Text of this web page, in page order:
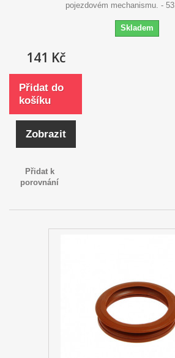
pojezdovém mechanismu. -
Skladem
141 Kč
Přidat do
košíku
Zobrazit
Přidat k
porovnání